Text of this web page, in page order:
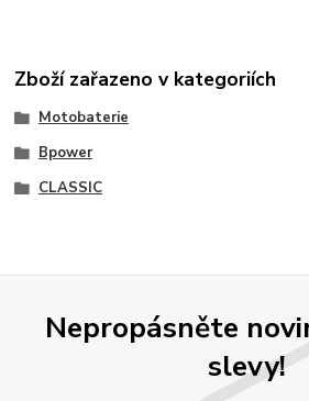
Zboží zařazeno v kategoriích
Motobaterie
Bpower
CLASSIC
Nepropásněte
slevy!